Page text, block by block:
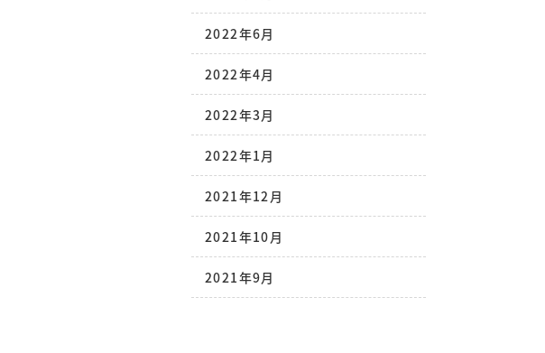
2022年6月
2022年4月
2022年3月
2022年1月
2021年12月
2021年10月
2021年9月